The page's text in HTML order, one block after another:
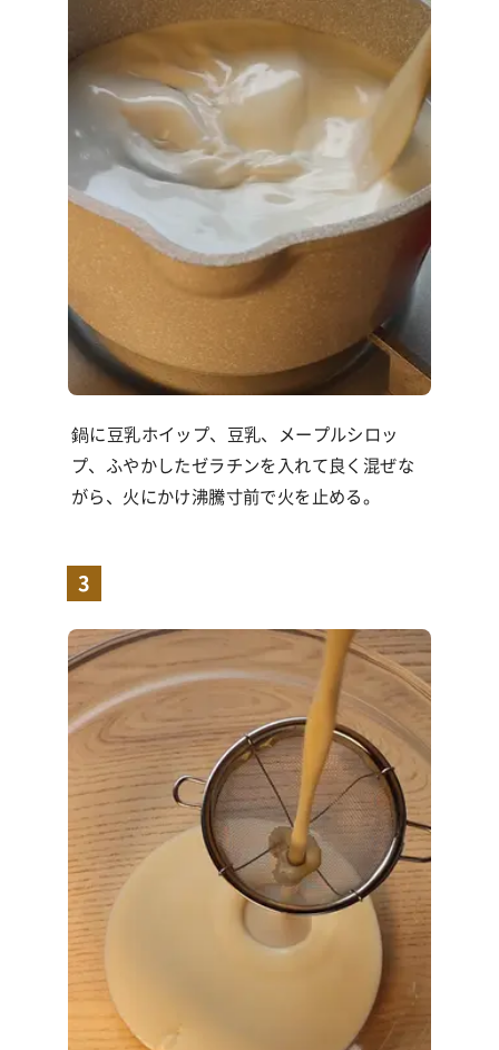
鍋に豆乳ホイップ、豆乳、メープルシロッ
プ、ふやかしたゼラチンを入れて良く混ぜな
がら、火にかけ沸騰寸前で火を止める。
3